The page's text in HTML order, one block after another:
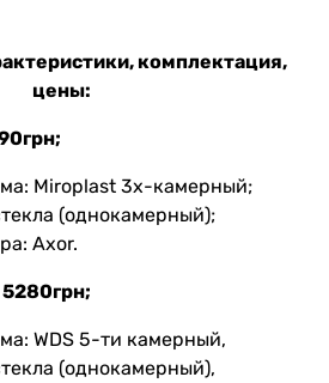
комплектация,
цены:
Miroplast 3х-камерный;
(однокамерный);
Axor.
WDS 5-ти камерный,
(однокамерный),